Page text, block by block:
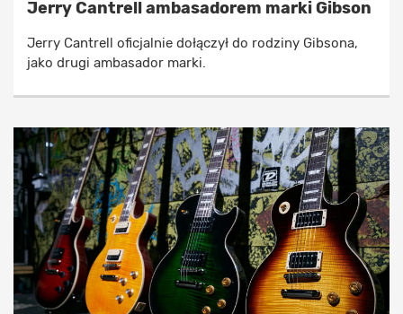
Jerry Cantrell ambasadorem marki Gibson
Jerry Cantrell oficjalnie dołączył do rodziny Gibsona,
jako drugi ambasador marki.